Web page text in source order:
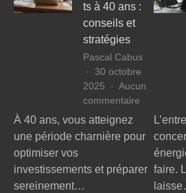
ts à 40 ans :
conseils et
stratégies
Pascal Cabus
30 octobre
2025
Aucun
commentaire
Réussir
40
À 40 ans, vous atteignez
une période charnière pour
optimiser vos
investissements et préparer
sereinement…
faire.